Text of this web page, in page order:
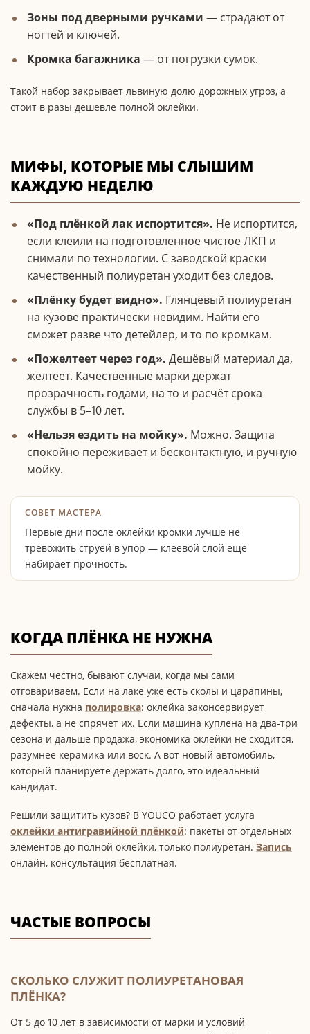
Зоны под дверными ручками — страдают от
ногтей и ключей.
Кромка багажника — от погрузки сумок.
Такой набор закрывает львиную долю дорожных угроз, а
стоит в разы дешевле полной оклейки.
МИФЫ, КОТОРЫЕ МЫ СЛЫШИМ
КАЖДУЮ НЕДЕЛЮ
«Под плёнкой лак испортится». Не испортится,
если клеили на подготовленное чистое ЛКП и
снимали по технологии. С заводской краски
качественный полиуретан уходит без следов.
«Плёнку будет видно». Глянцевый полиуретан
на кузове практически невидим. Найти его
сможет разве что детейлер, и то по кромкам.
«Пожелтеет через год». Дешёвый материал да,
желтеет. Качественные марки держат
прозрачность годами, на то и расчёт срока
службы в 5–10 лет.
«Нельзя ездить на мойку». Можно. Защита
спокойно переживает и бесконтактную, и ручную
мойку.
Первые дни после оклейки кромки лучше не
тревожить струёй в упор — клеевой слой ещё
набирает прочность.
КОГДА ПЛЁНКА НЕ НУЖНА
Скажем честно, бывают случаи, когда мы сами
отговариваем. Если на лаке уже есть сколы и царапины,
сначала нужна полировка: оклейка законсервирует
дефекты, а не спрячет их. Если машина куплена на два-три
сезона и дальше продажа, экономика оклейки не сходится,
разумнее керамика или воск. А вот новый автомобиль,
который планируете держать долго, это идеальный
кандидат.
Решили защитить кузов? В YOUCO работает услуга
оклейки антигравийной плёнкой: пакеты от отдельных
элементов до полной оклейки, только полиуретан. Запись
онлайн, консультация бесплатная.
ЧАСТЫЕ ВОПРОСЫ
СКОЛЬКО СЛУЖИТ ПОЛИУРЕТАНОВАЯ
ПЛЁНКА?
От 5 до 10 лет в зависимости от марки и условий